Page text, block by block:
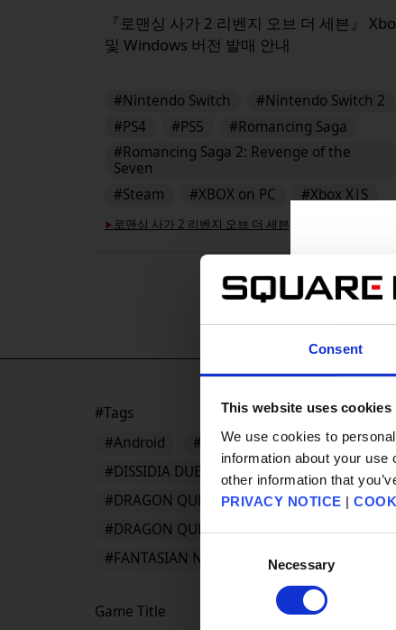
Consent
This website uses cookies
We use cookies to
information about your
other information that
PRIVACY NOTICE |
Selection
Necessary
『로맨싱 사가 2 리벤지 오브 더 세븐』
및 Windows 버전 발매 안내
#Nintendo Switch
#Nintendo Switch 2
#PS4
#PS5
#Romancing Saga
#Romancing Saga 2: Revenge of the
Seven
#Steam
#XBOX on PC #Xbox X|S
▶︎ 로맨싱 사가 2 리벤지 오브 더 세븐
#Tags
#Android
#App Store
#DISSIDIA DUELLUM FINAL FANTASY
#DRAGON QUEST III HD-2D Remake
#DRAGON QUEST Smash/Grow
#FANTASIAN Neo Dimension
Game Title